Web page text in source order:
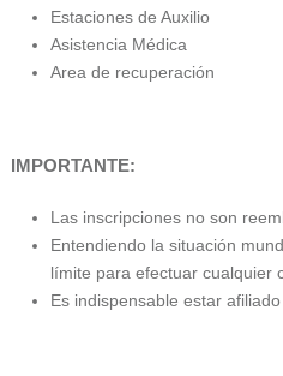
Estaciones de Auxilio
Asistencia Médica
Area de recuperación
IMPORTANTE:
Las inscripciones no son
Entendiendo la situación
límite para efectuar cualquier
Es indispensable estar